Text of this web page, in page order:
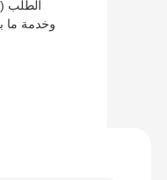
الطلب
وخدمة ما